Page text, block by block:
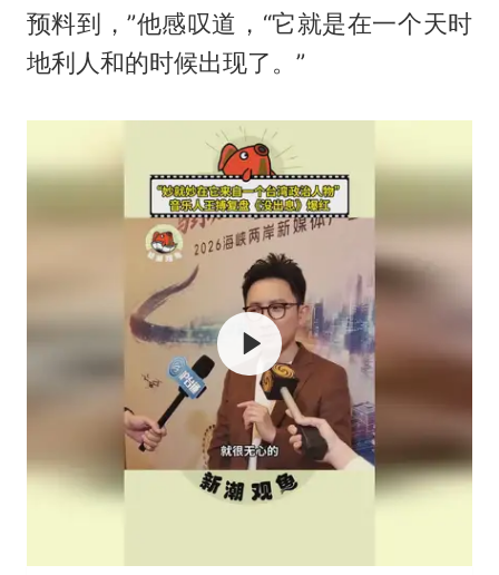
预料到，”他感叹道，“它就是在一个天时
地利人和的时候出现了。”